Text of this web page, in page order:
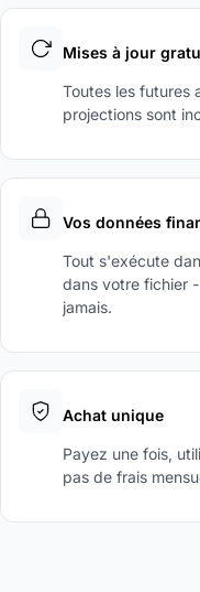
Mises à jour
Toutes les futures
projections sont
Vos données
Tout s'exécute
dans votre fichier
jamais.
Achat unique
Payez une fois,
pas de frais